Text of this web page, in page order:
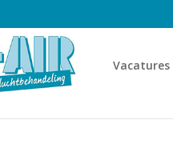
Vacatures